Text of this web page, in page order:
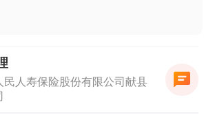
民人寿保险股份有限公司献县